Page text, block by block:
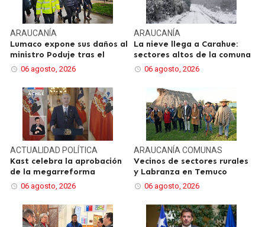
ARAUCANÍA
Lumaco expone sus daños al
ministro Poduje tras el
06 agosto, 2026
ARAUCANÍA
La nieve llega a Carahue:
sectores altos de la comuna
06 agosto, 2026
ACTUALIDAD POLÍTICA
Kast celebra la aprobación
de la megarreforma
06 agosto, 2026
ARAUCANÍACOMUNAS
Vecinos de sectores rurales
y Labranza en Temuco
06 agosto, 2026